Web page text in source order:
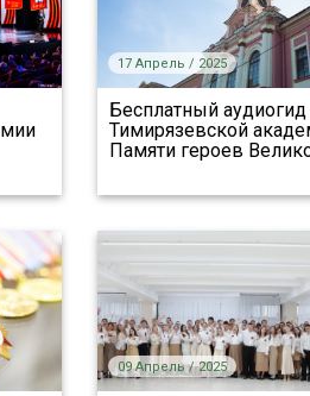
17 Апрель / 2025
Бесплатный аудиогид
Тимирязевской
Памяти героев
09 Апрель / 2025